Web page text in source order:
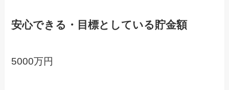
安心できる・目標としている貯金額
5000万円